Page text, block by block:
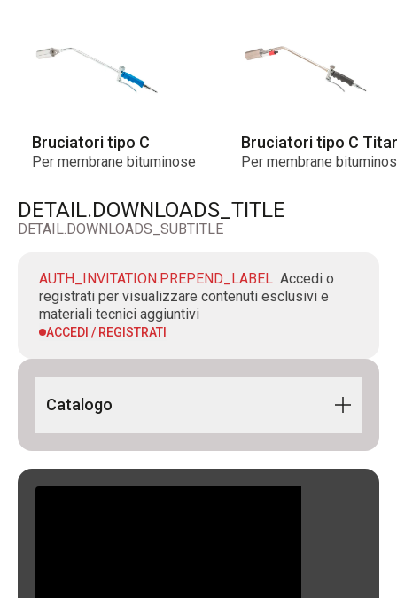
Bruciatori tipo C
Per membrane bituminose
Bruciatori tipo C
Per membrane
DETAIL.DOWNLOADS_TITLE
DETAIL.DOWNLOADS_SUBTITLE
AUTH_INVITATION.PREPEND_LABEL Accedi o
registrati per visualizzare contenuti esclusivi e
materiali tecnici aggiuntivi
ACCEDI / REGISTRATI
Catalogo
Building Line 2024 IT-EN